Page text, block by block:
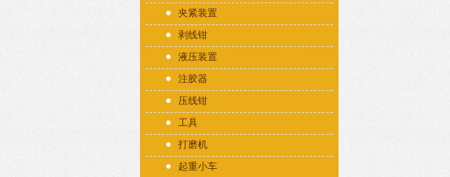
夹紧装置
剥线钳
液压装置
注胶器
压线钳
工具
打磨机
起重小车